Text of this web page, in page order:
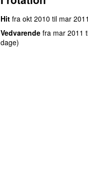
Hit fra okt 2010 til mar 2011
Vedvarende fra mar 2011
dage)